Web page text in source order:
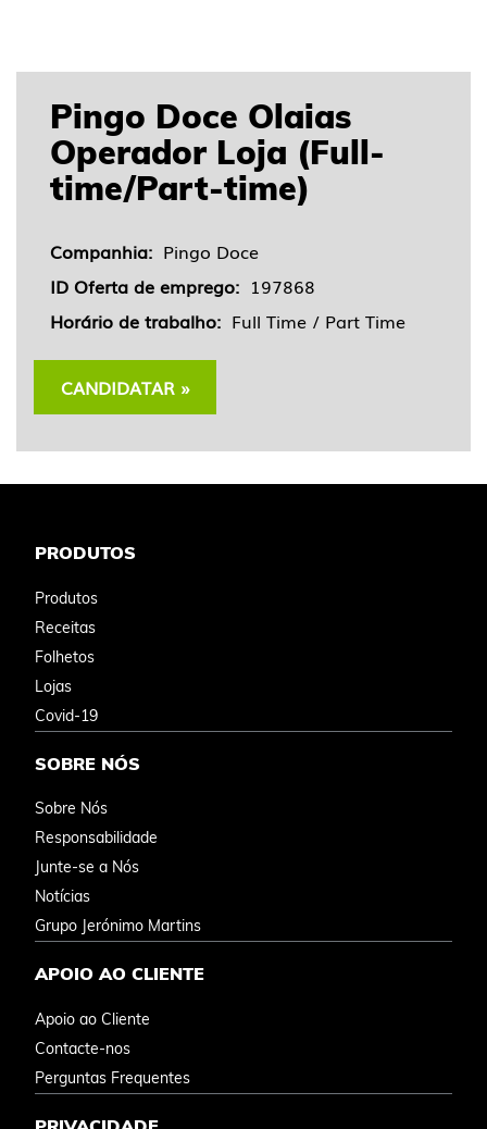
Pingo Doce Olaias
Operador Loja (Full-
time/Part-time)
Companhia: Pingo Doce
ID Oferta de emprego: 197868
Horário de trabalho: Full Time / Part Time
CANDIDATAR »
PRODUTOS
Produtos
Receitas
Folhetos
Lojas
Covid-19
SOBRE NÓS
Sobre Nós
Responsabilidade
Junte-se a Nós
Notícias
Grupo Jerónimo Martins
APOIO AO CLIENTE
Apoio ao Cliente
Contacte-nos
Perguntas Frequentes